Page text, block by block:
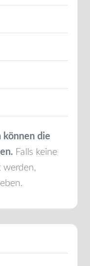
können die
Falls keine
werden,